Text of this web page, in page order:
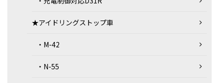
★アイドリングストップ車
・M-42
・N-55